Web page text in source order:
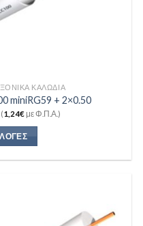
ΚΑΛΏΔΙΑ
miniRG59 + 2×0.50
(1,24€με Φ.Π.Α.)